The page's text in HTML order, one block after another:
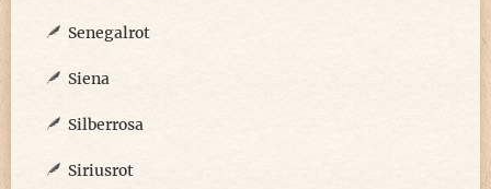
Senegalrot
Siena
Silberrosa
Siriusrot